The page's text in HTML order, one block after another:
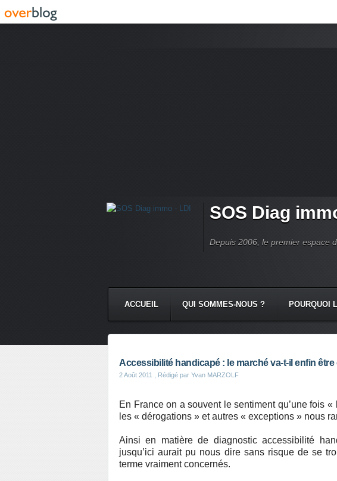
SOS Diag
Depuis 2006, le premier espace
ACCUEIL QUI SOMMES-NOUS ? POURQUOI
Accessibilité handicapé : le marché va-t-il enfin être
2 Août 2011 , Rédigé par Yvan MARZOLF
En France on a souvent le sentiment qu’une fois
les « dérogations » et autres « exceptions » nous
Ainsi en matière de diagnostic accessibilité
jusqu’ici aurait pu nous dire sans risque de se
terme vraiment concernés.